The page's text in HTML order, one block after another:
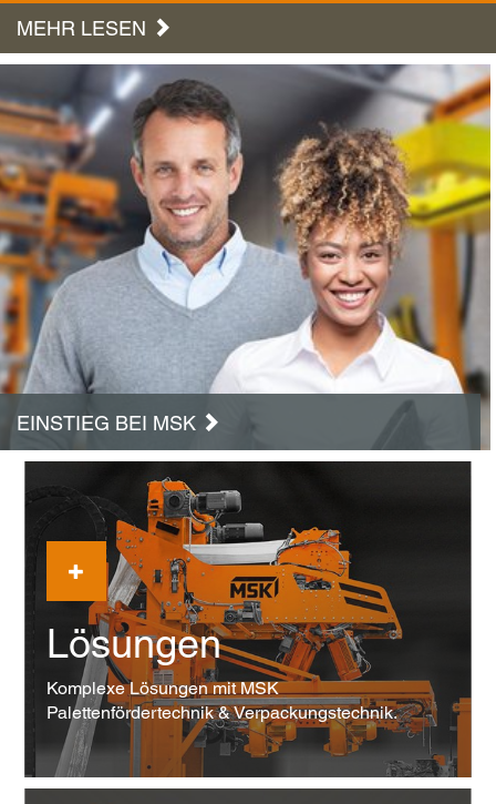
MEHR LESEN
EINSTIEG BEI MSK
Lösungen
Komplexe Lösungen mit MSK
Palettenfördertechnik & Verpackungstechnik.